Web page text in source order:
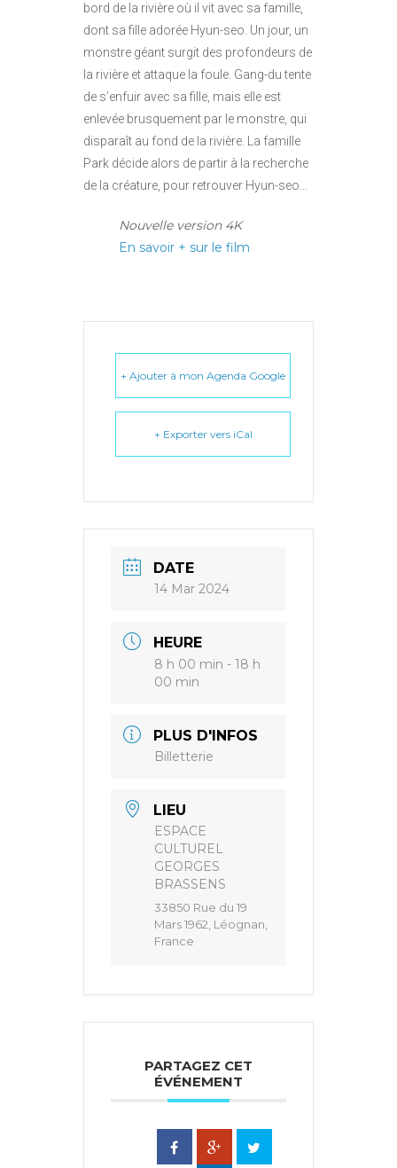
bord de la rivière où il vit avec sa famille,
dont sa fille adorée Hyun-seo. Un jour, un
monstre géant surgit des profondeurs de
la rivière et attaque la foule. Gang-du tente
de s’enfuir avec sa fille, mais elle est
enlevée brusquement par le monstre, qui
disparaît au fond de la rivière. La famille
Park décide alors de partir à la recherche
de la créature, pour retrouver Hyun-seo…
Nouvelle version 4K
En savoir + sur le film
+ Ajouter à mon Agenda Google
+ Exporter vers iCal
DATE
14 Mar 2024
HEURE
8 h 00 min - 18 h
00 min
PLUS D'INFOS
Billetterie
LIEU
ESPACE
CULTUREL
GEORGES
BRASSENS
33850 Rue du 19
Mars 1962, Léognan,
France
PARTAGEZ CET
ÉVÉNEMENT